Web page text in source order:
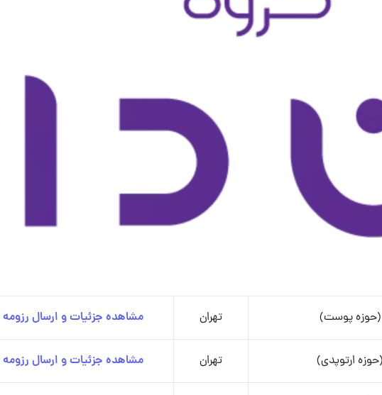
(حوزه پوست) تهران مشاهده جزئیات و ارسال رزومه
ارتوپدی) تهران مشاهده جزئیات و ارسال رزومه